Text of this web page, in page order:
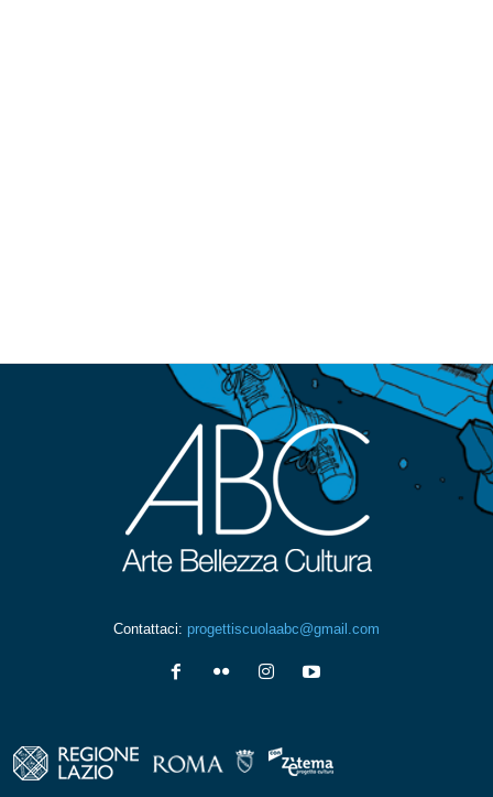
Contattaci: progettiscuolaabc@gmail.com